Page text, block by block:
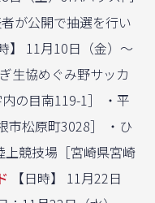
が公開で抽選を行い
】 11月10日（金）〜
生協めぐみ野サッカ
の目南119-1］ ・平
市松原町3028］ ・ひ
競技場［宮崎県宮崎
【日時】 11月22日